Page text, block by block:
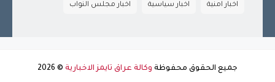
اخبار امنية اخبار سياسية اخبار مجلس النواب
جميع الحقوق محفوظة وكالة عراق تايمز الاخبارية ©
2026